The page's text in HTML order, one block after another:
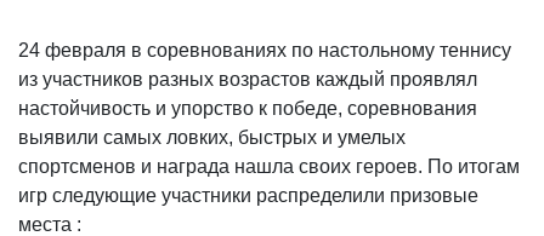
24 февраля в соревнованиях по настольному теннису
из участников разных возрастов каждый проявлял
настойчивость и упорство к победе, соревнования
выявили самых ловких, быстрых и умелых
спортсменов и награда нашла своих героев. По итогам
игр следующие участники распределили призовые
места :